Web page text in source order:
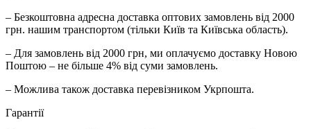
– Безкоштовна адресна доставка оптових замовлень від 2000
грн. нашим транспортом (тільки Київ та Київська область).
– Для замовлень від 2000 грн, ми оплачуємо доставку Новою
Поштою – не більше 4% від суми замовлень.
– Можлива також доставка перевізником Укрпошта.
Гарантії